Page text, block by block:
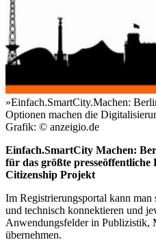
»Einfach.SmartCity.Machen:
Optionen machen die
Grafik: © anzeigio.de
Einfach.SmartCity Machen:
für das größte
Citizenship Projekt
Im Registrierungsportal kann
und technisch konnektieren und
Anwendungsfelder in Publizistik,
übernehmen.